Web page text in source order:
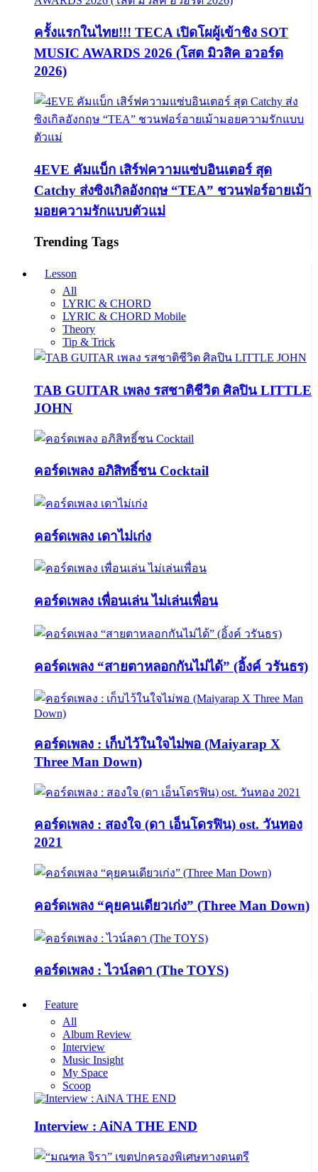
ครั้งแรกในไทย!!! TECA เปิดโผผู้เข้าชิง SOT
MUSIC AWARDS 2026 (โสต มิวสิค อวอร์ด
2026)
4EVE คัมแบ็ก เสิร์ฟความแซ่บอินเตอร์ สุด
Catchy ส่งซิงเกิลอังกฤษ “TEA” ชวนฟอร์อายเม้า
มอยความรักแบบตัวแม่
Trending Tags
Lesson
All
LYRIC & CHORD
LYRIC & CHORD Mobile
Theory
Tip & Trick
TAB GUITAR เพลง รสชาติชีวิต ศิลปิน LITTLE
JOHN
คอร์ดเพลง อภิสิทธิ์ชน Cocktail
คอร์ดเพลง เดาไม่เก่ง
คอร์ดเพลง เพื่อนเล่น ไม่เล่นเพื่อน
คอร์ดเพลง “สายตาหลอกกันไม่ได้” (อิ้งค์ วรันธร)
คอร์ดเพลง : เก็บไว้ในใจไม่พอ (Maiyarap X
Three Man Down)
คอร์ดเพลง : สองใจ (ดา เอ็นโดรฟิน) ost. วันทอง
2021
คอร์ดเพลง “คุยคนเดียวเก่ง” (Three Man Down)
คอร์ดเพลง : ไวน์ลดา (The TOYS)
Feature
All
Album Review
Interview
Music Insight
My Space
Scoop
Interview : AiNA THE END